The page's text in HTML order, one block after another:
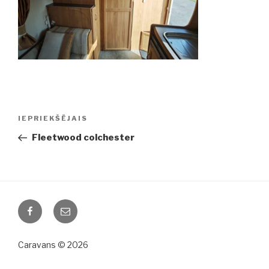
Ziņu
Iepriekšējā
ziņa:
IEPRIEKŠĒJAIS
Fleetwood colchester
FacebookEmail
Caravans © 2026